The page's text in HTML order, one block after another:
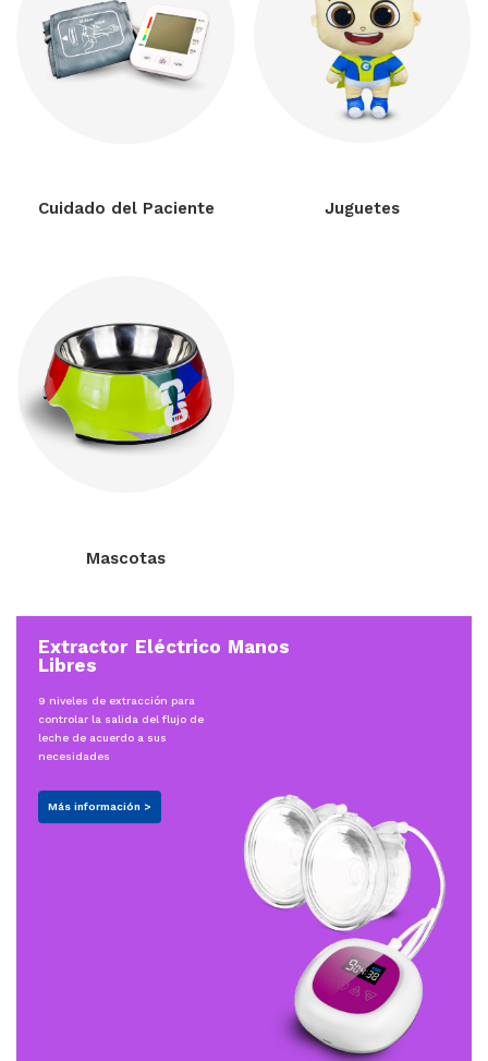
Cuidado del Paciente Juguetes
Mascotas
Extractor Eléctrico Manos
Libres
9 niveles de extracción para
controlar la salida del flujo de
leche de acuerdo a sus
necesidades
Más información >